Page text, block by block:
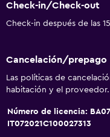
Check-in/Check-out
Check-in después de las
Cancelación/prepago
Las políticas de
habitación y el proveedor.
Número de licencia:
IT072021C100027313